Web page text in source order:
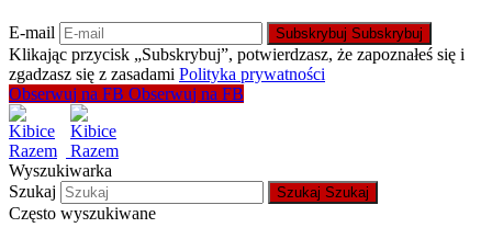
E-mail Subskrybuj Subskrybuj
Klikając przycisk „Subskrybuj”, potwierdzasz, że zapoznałeś się i
zgadzasz się z zasadami Polityka prywatności
Obserwuj na FB Obserwuj na FB
Wyszukiwarka
Szukaj
Szukaj Szukaj
Często wyszukiwane